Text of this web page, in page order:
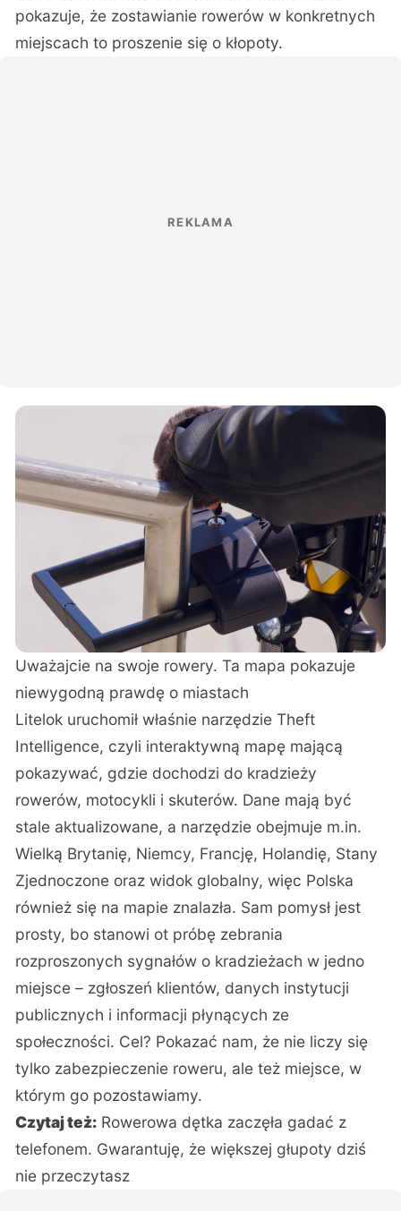
pokazuje, że zostawianie rowerów w konkretnych
miejscach to proszenie się o kłopoty.
Uważajcie na swoje rowery. Ta mapa pokazuje
niewygodną prawdę o miastach
Litelok uruchomił właśnie narzędzie Theft
Intelligence, czyli interaktywną mapę mającą
pokazywać, gdzie dochodzi do kradzieży
rowerów, motocykli i skuterów. Dane mają być
stale aktualizowane, a narzędzie obejmuje m.in.
Wielką Brytanię, Niemcy, Francję, Holandię, Stany
Zjednoczone oraz widok globalny, więc Polska
również się na mapie znalazła. Sam pomysł jest
prosty, bo stanowi ot próbę zebrania
rozproszonych sygnałów o kradzieżach w jedno
miejsce – zgłoszeń klientów, danych instytucji
publicznych i informacji płynących ze
społeczności. Cel? Pokazać nam, że nie liczy się
tylko zabezpieczenie roweru, ale też miejsce, w
którym go pozostawiamy.
Czytaj też: Rowerowa dętka zaczęła gadać z
telefonem. Gwarantuję, że większej głupoty dziś
nie przeczytasz